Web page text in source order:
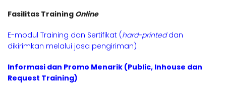
Fasilitas Training Online
E-modul Training dan Sertifikat (hard-printeddan
dikirimkan melalui jasa pengiriman)
Informasi dan Promo Menarik (Public, Inhouse dan
Request Training)